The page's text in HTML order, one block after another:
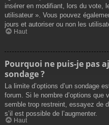
insérer en modifiant, lors du vote,
utilisateur ». Vous pouvez
jours et autoriser ou non les
Haut
Pourquoi ne puis-je pas
sondage ?
La limite d’options d’un sondage
forum. Si le nombre d’options que
semble trop restreint, essayez de
s’il est possible de l’augmenter.
Haut